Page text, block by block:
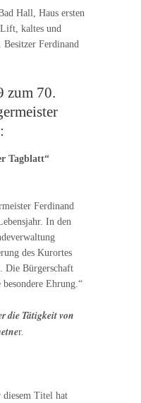
Hall, Haus ersten
kaltes und
Besitzer Ferdinand
zum 70.
Tagblatt“
Ferdinand
In den
des Kurortes
Die Bürgerschaft
Ehrung.“
die Tätigkeit von
r.
diesem Titel hat